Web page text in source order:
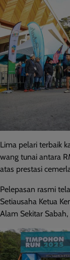
Lima pelari terbaik
wang tunai antara
atas prestasi
Pelepasan rasmi
Setiausaha Ketua
Alam Sekitar